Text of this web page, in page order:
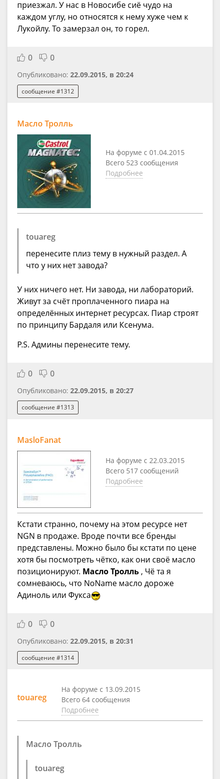
приезжал. У нас в Новосибе сиё чудо на
каждом углу, но относятся к нему хуже чем к
Лукойлу. То замерзал он, то горел.
0 0
Опубликовано: 22.09.2015, в 20:24
сообщение #1312
Масло Тролль
На форуме с 01.04.2015
Всего 523 сообщения
Подробнее
touareg
перенесите плиз тему в нужный раздел. А
что у них нет завода?
У них ничего нет. Ни завода, ни лабораторий.
Живут за счёт проплаченного пиара на
определённых интернет ресурсах. Пиар строят
по принципу Бардаля или Ксенума.
P.S. Админы перенесите тему.
0 0
Опубликовано: 22.09.2015, в 20:27
сообщение #1313
MasloFanat
На форуме с 22.03.2015
Всего 517 сообщений
Подробнее
Кстати странно, почему на этом ресурсе нет
NGN в продаже. Вроде почти все бренды
представлены. Можно было бы кстати по цене
хотя бы посмотреть чётко, как они своё масло
позиционируют. Масло Тролль , Чё та я
сомневаюсь, что NoName масло дороже
Адиноль или Фукса
0 0
Опубликовано: 22.09.2015, в 20:31
сообщение #1314
touareg
На форуме с 13.09.2015
Всего 64 сообщения
Подробнее
Масло Тролль
touareg